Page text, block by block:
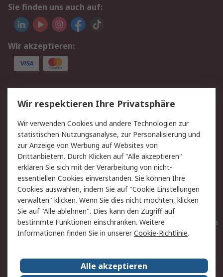
Sie finden uns auch auf:
Wir akzeptieren:
Service
Value Added Services
Lieferlösungen
Rücksendungen
Kontakt
Hilfe
Privatkunden
Rechtliches
AGB
Datenschutz
Cookie-Richtlinie
Zahlungsbedingungen
Copyright/Impressum
Entsorgung
Elektrogeräte/Batterien
RS weltweit
Wir respektieren Ihre Privatsphäre
Wir verwenden Cookies und andere Technologien zur
statistischen Nutzungsanalyse, zur Personalisierung und
zur Anzeige von Werbung auf Websites von
Drittanbietern. Durch Klicken auf "Alle akzeptieren"
erklären Sie sich mit der Verarbeitung von nicht-
essentiellen Cookies einverstanden. Sie können Ihre
Cookies auswählen, indem Sie auf "Cookie Einstellungen
verwalten" klicken. Wenn Sie dies nicht möchten, klicken
Sie auf "Alle ablehnen". Dies kann den Zugriff auf
bestimmte Funktionen einschränken. Weitere
Informationen finden Sie in unsererCookie-Richtlinie.
Alle akzeptieren